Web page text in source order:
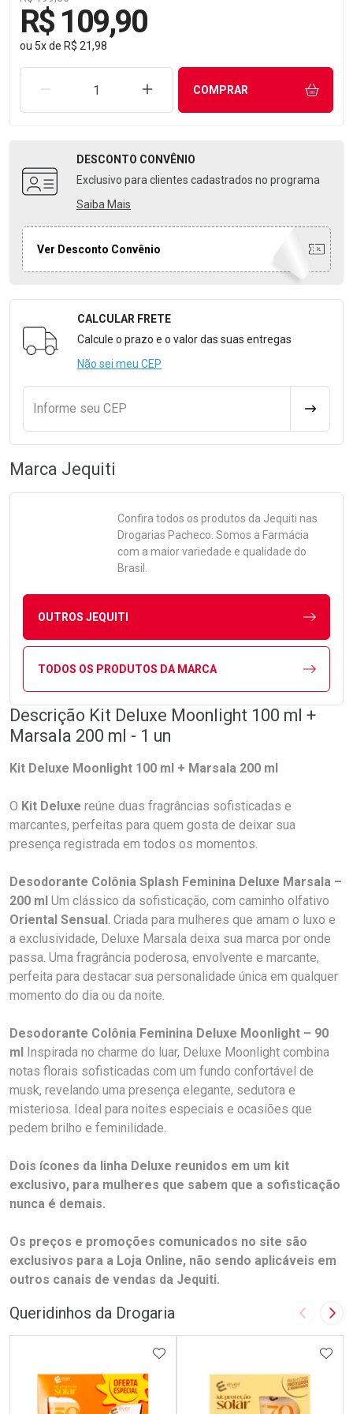
R$ 109,90
ou 5xde R$ 21,98
REMOVER UMA UNIDADEAUMENTAR UMA UNIDADE
COMPRAR
DESCONTO CONVÊNIO
Exclusivo para clientes cadastrados no programa
Saiba Mais
Ver Desconto Convênio
Formulário para Calcular o Frete
CALCULAR FRETE
Calcule o prazo e o valor das suas entregas
Não sei meu CEP
Informe seu CEP
Marca Jequiti
Confira todos os produtos da Jequiti nas
Drogarias Pacheco. Somos a Farmácia
com a maior variedade e qualidade do
Brasil.
OUTROS JEQUITI
TODOS OS PRODUTOS DA MARCA
Descrição Kit Deluxe Moonlight 100 ml +
Marsala 200 ml - 1 un
Kit Deluxe Moonlight 100 ml + Marsala 200 ml
O Kit Deluxe reúne duas fragrâncias sofisticadas e
marcantes, perfeitas para quem gosta de deixar sua
presença registrada em todos os momentos.
Desodorante Colônia Splash Feminina Deluxe Marsala –
200 ml Um clássico da sofisticação, com caminho olfativo
Oriental Sensual. Criada para mulheres que amam o luxo e
a exclusividade, Deluxe Marsala deixa sua marca por onde
passa. Uma fragrância poderosa, envolvente e marcante,
perfeita para destacar sua personalidade única em qualquer
momento do dia ou da noite.
Desodorante Colônia Feminina Deluxe Moonlight – 90
ml Inspirada no charme do luar, Deluxe Moonlight combina
notas florais sofisticadas com um fundo confortável de
musk, revelando uma presença elegante, sedutora e
misteriosa. Ideal para noites especiais e ocasiões que
pedem brilho e feminilidade.
Dois ícones da linha Deluxe reunidos em um kit
exclusivo, para mulheres que sabem que a sofisticação
nunca é demais.
Os preços e promoções comunicados no site são
exclusivos para a Loja Online, não sendo aplicáveis em
outros canais de vendas da Jequiti.
Queridinhos da Drogaria Imagem
ADICIONAR AOS FAVORITOS